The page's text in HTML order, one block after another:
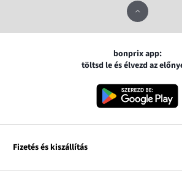
bonprix app:
töltsd le és élvezd az
Fizetés és kiszállítás